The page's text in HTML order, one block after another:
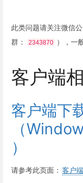
此类问题请关注微信
群：
2343870 ），一
客户端
客户端下
（
）
请参考此页面： 客户